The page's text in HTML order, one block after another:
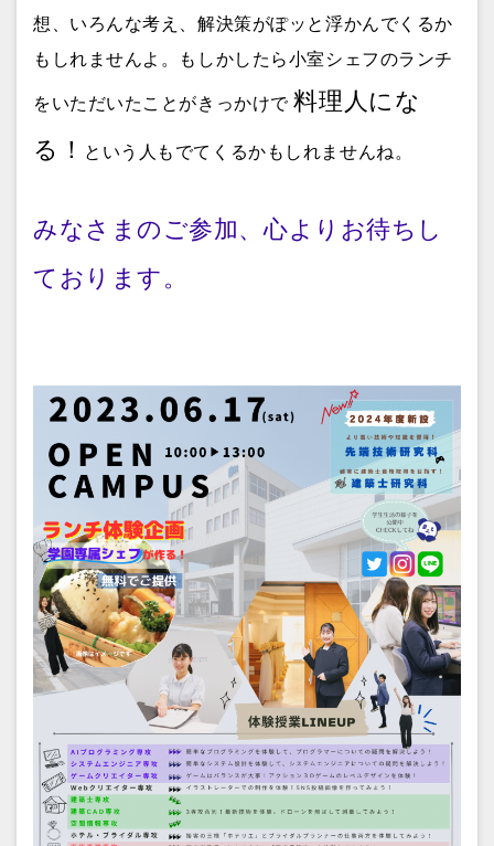
想、いろんな考え、解決策がぽッと浮かんでくるか
もしれませんよ。もしかしたら小室シェフのランチ
をいただいたことがきっかけで料理人にな
る！
という人もでてくるかもしれませんね。
みなさまのご参加、心よりお待ちし
ております。